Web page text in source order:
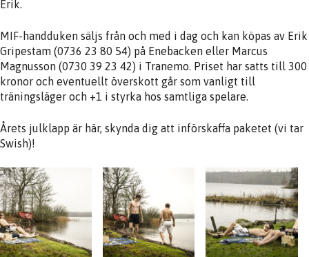
Erik.
MIF-handduken säljs från och med i dag och kan köpas av Erik
Gripestam (0736 23 80 54) på Enebacken eller Marcus
Magnusson (0730 39 23 42) i Tranemo. Priset har satts till 300
kronor och eventuellt överskott går som vanligt till
träningsläger och +1 i styrka hos samtliga spelare.
Årets julklapp är här, skynda dig att införskaffa paketet (vi tar
Swish)!